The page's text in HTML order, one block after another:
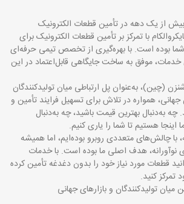
بیش از یک دهه در تأمین قطعات الکترونیک
شرکت مایکروالکام با تمرکز بر تأمین قطعات الکترونیک برای
شما بوده است. با بهره‌گیری از تخصص تیمی حرفه‌ای
خدمات، موفق به ساخت جایگاهی قابل‌اعتماد در این
(چین)، به‌عنوان پل ارتباطی میان تولیدکنندگان
جهانی، همواره در تلاش برای تسهیل فرایند تأمین و
به‌دنبال بهترین قیمت باشید، چه به‌دنبال
اینجا هستیم تا شما را یاری کنیم.
چالش‌های متعددی روبرو بوده‌ایم، اما همیشه
نوآورانه، هدف اصلی ما بوده است. با خدمات
قطعات مورد نیاز خود را بدون دغدغه تأمین کرده
کنید.
میان تولیدکنندگان و بازارهای جهانی